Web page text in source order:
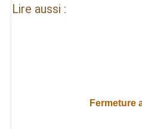
Lire aussi :
Fermeture